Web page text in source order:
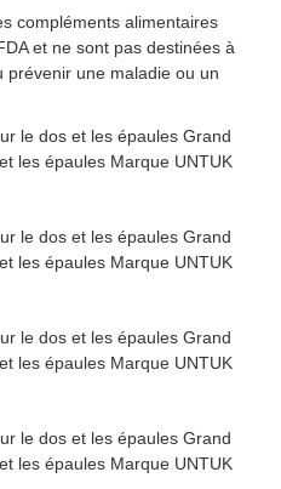
compléments alimentaires
et ne sont pas destinées à
prévenir une maladie ou un